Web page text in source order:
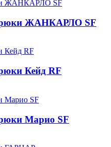
ЖАНКАРЛО SF
Кейд RF
Марио SF